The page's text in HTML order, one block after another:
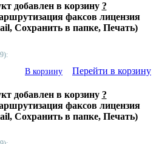
добавлен в корзину ?
факсов лицензия
Сохранить в папке, Печать)
В корзину Перейти в корзину
добавлен в корзину ?
факсов лицензия
Сохранить в папке, Печать)